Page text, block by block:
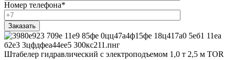
Номер телефона*
Штабелер гидравлический с электроподъемом 1,0 т 2,5 м TOR